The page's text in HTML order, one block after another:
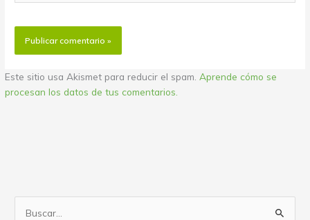
Este sitio usa Akismet para reducir el spam. Aprende cómo se
procesan los datos de tus comentarios.